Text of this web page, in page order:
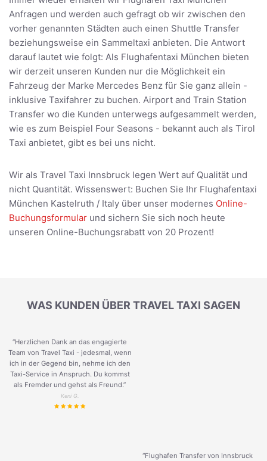
Anfragen und werden auch gefragt ob wir zwischen den
vorher genannten Städten auch einen Shuttle Transfer
beziehungsweise ein Sammeltaxi anbieten. Die Antwort
darauf lautet wie folgt: Als Flughafentaxi München bieten
wir derzeit unseren Kunden nur die Möglichkeit ein
Fahrzeug der Marke Mercedes Benz für Sie ganz allein -
inklusive Taxifahrer zu buchen. Airport and Train Station
Transfer wo die Kunden unterwegs aufgesammelt werden,
wie es zum Beispiel Four Seasons - bekannt auch als Tirol
Taxi anbietet, gibt es bei uns nicht.
Wir als Travel Taxi Innsbruck legen Wert auf Qualität und
nicht Quantität. Wissenswert: Buchen Sie Ihr Flughafentaxi
München Kastelruth / Italy über unser modernes Online-
Buchungsformular und sichern Sie sich noch heute
unseren Online-Buchungsrabatt von 20 Prozent!
WAS KUNDEN ÜBER TRAVEL TAXI SAGEN
“Herzlichen Dank an das engagierte
Team von Travel Taxi - jedesmal, wenn
ich in der Gegend bin, nehme ich den
Taxi-Service in Anspruch. Du kommst
als Fremder und gehst als Freund.”
Keni G.
“Flughafen Transfer von Innsbruck